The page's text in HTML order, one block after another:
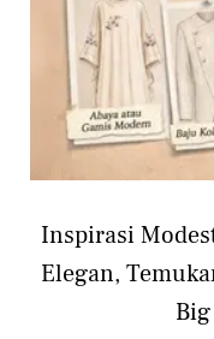
Inspirasi
Elegan,